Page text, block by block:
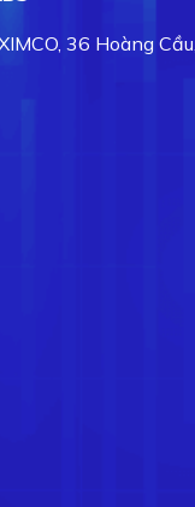
36 Hoàng